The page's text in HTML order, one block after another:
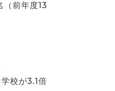
（前年度13
校が3.1倍